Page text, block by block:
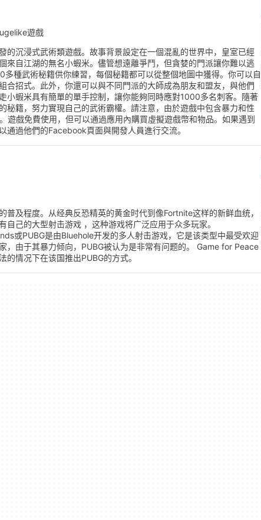
遊戲
的沉浸式武術類遊戲。故事背景設定在一個混亂的世界中，皇室已經
來自江湖的無名小蝦米。儘管想遠離爭鬥，但貪婪的門派讓你難以逃
多種武術秘籍供你練習，每個秘籍都可以從整個地圖中獲得。你可以自
合招式。此外，你還可以與不同門派的大師成為朋友和盟友，與他們
小蝦米具有簡單的單手控制，讓你能夠同時應對1000多名刺客。隨著
秘籍，努力實現自己的武術霸權。請注意，由於遊戲中包含暴力和性
遊戲免費使用，但可以通過應用內購買虛擬遊戲幣和物品。如果遇到
通過他們的Facebook頁面與開發人員進行交流。
普及程度。从经典反恐精英的黄金时代到像Fortnite这样的新鲜血统，
自己的大型射击游戏 ，这种游戏将广泛应用于众多玩家。
或PUBG是由Bluehole开发的多人射击游戏，它是该类型中最受欢迎
，由于其暴力倾向，PUBG被认为是非常有问题的。 Game for Peace
的情况下在该国推出PUBG的方式。